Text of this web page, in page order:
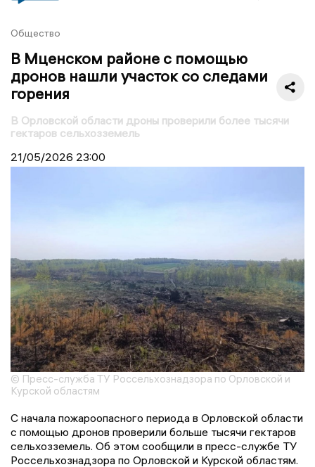
Общество
В Мценском районе с помощью
дронов нашли участок со следами
горения
В Орловской области дроны проверили более тысячи
гектаров сельхозземель
21/05/2026 23:00
© Пресс-служба ТУ Россельхознадзора по Орловской и
Курской областям
С начала пожароопасного периода в Орловской области
с помощью дронов проверили больше тысячи гектаров
сельхозземель. Об этом сообщили в пресс-службе ТУ
Россельхознадзора по Орловской и Курской областям.